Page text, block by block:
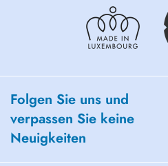
Folgen Sie uns und
verpassen Sie keine
Neuigkeiten